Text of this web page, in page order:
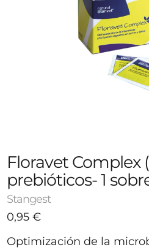
Floravet Complex
prebióticos- 1
Stangest
0,95 €
Optimización de la